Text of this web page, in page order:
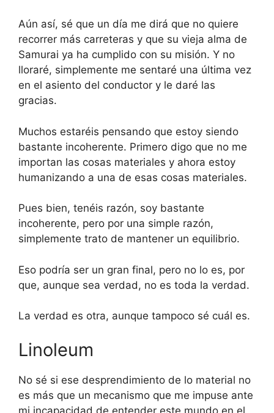
Aún así, sé que un día me dirá que no quiere
recorrer más carreteras y que su vieja alma de
Samurai ya ha cumplido con su misión. Y no
lloraré, simplemente me sentaré una última vez
en el asiento del conductor y le daré las
gracias.
Muchos estaréis pensando que estoy siendo
bastante incoherente. Primero digo que no me
importan las cosas materiales y ahora estoy
humanizando a una de esas cosas materiales.
Pues bien, tenéis razón, soy bastante
incoherente, pero por una simple razón,
simplemente trato de mantener un equilibrio.
Eso podría ser un gran final, pero no lo es, por
que, aunque sea verdad, no es toda la verdad.
La verdad es otra, aunque tampoco sé cuál es.
Linoleum
No sé si ese desprendimiento de lo material no
es más que un mecanismo que me impuse ante
mi incapacidad de entender este mundo en el